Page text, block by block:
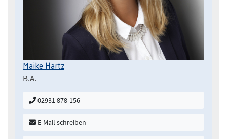
Maike Hartz
B.A.
02931 878-156
E-Mail schreiben